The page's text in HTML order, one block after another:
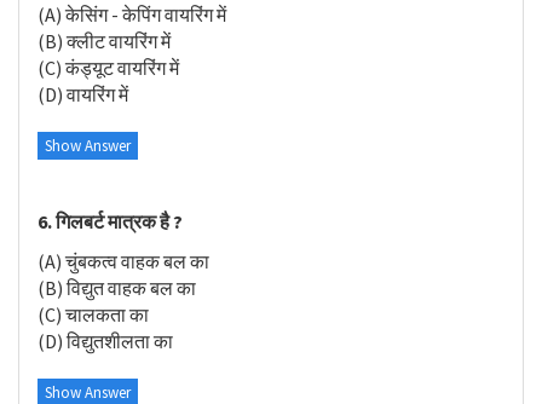
(A) केसिंग - केपिंग वायरिंग में
(B) क्लीट वायरिंग में
(C) कंड्यूट वायरिंग में
(D) वायरिंग में
Show Answer
6. गिलबर्ट मात्रक है ?
(A) चुंबकत्व वाहक बल का
(B) विद्युत वाहक बल का
(C) चालकता का
(D) विद्युतशीलता का
Show Answer